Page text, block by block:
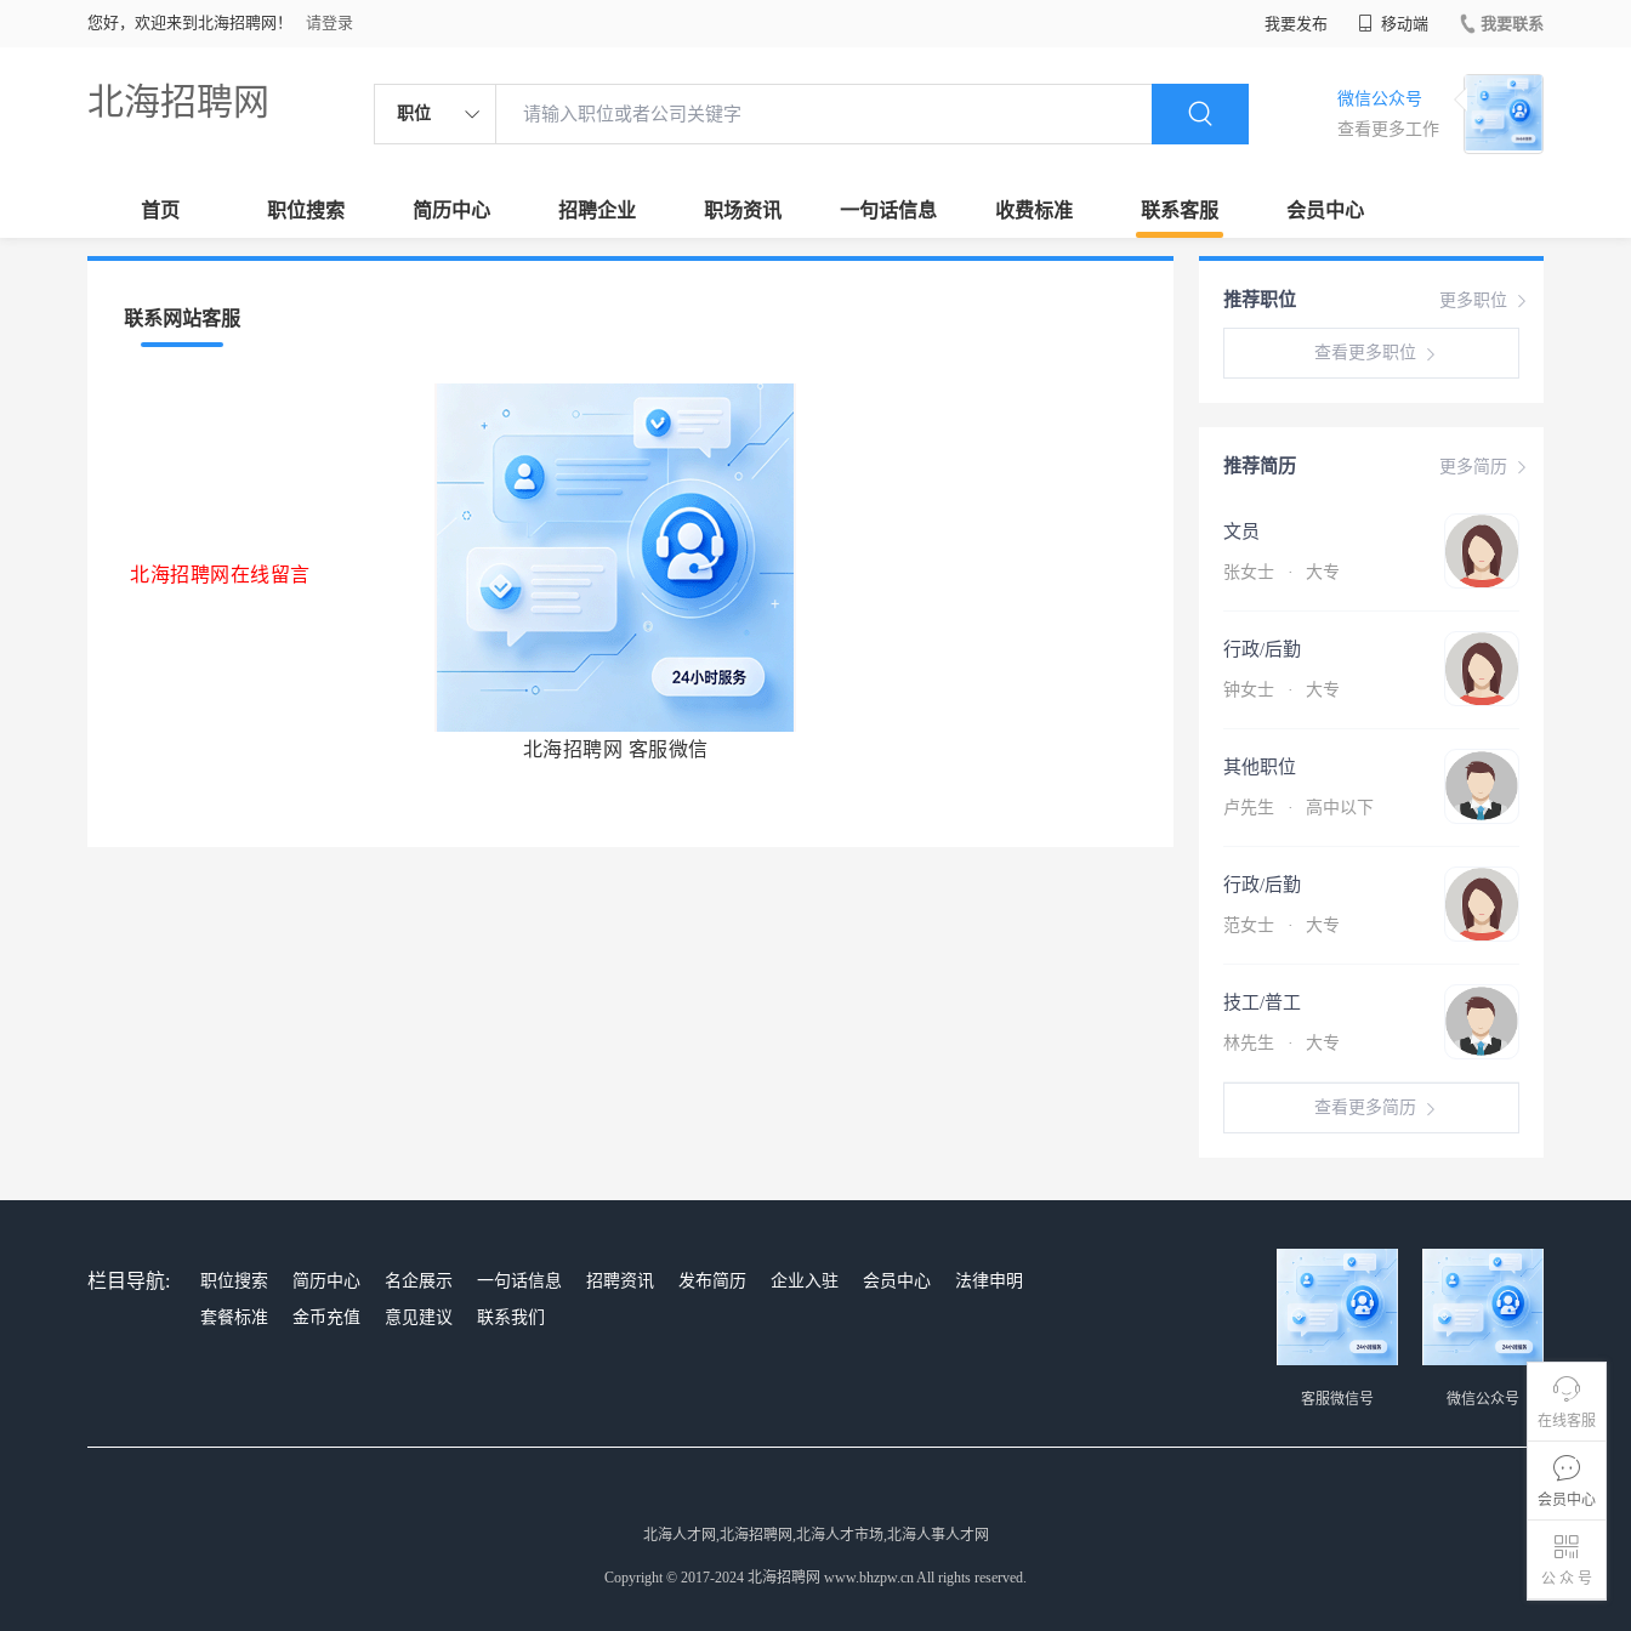
您好，欢迎来到北海招聘网！ 请登录 我要发布 移动端 我要联系
北海招聘网 职位
微信公众号
查看更多工作
首页 职位搜索 简历中心 招聘企业 职场资讯 一句话信息 收费标准 联系客服 会员中心
在线客服
会员中心
公 众 号
联系网站客服
北海招聘网在线留言
北海招聘网 客服微信
更多职位
推荐职位
查看更多职位
更多简历
推荐简历
文员
张女士 · 大专
行政/后勤
钟女士 · 大专
其他职位
卢先生 · 高中以下
行政/后勤
范女士 · 大专
技工/普工
林先生 · 大专
查看更多简历
栏目导航: 职位搜索 简历中心 名企展示 一句话信息 招聘资讯 发布简历 企业入驻 会员中心
法律申明
套餐标准
金币充值 意见建议 联系我们
微信公众号
客服微信号
北海人才网,北海招聘网,北海人才市场,北海人事人才网
Copyright © 2017-2024 北海招聘网 www.bhzpw.cn All rights reserved.